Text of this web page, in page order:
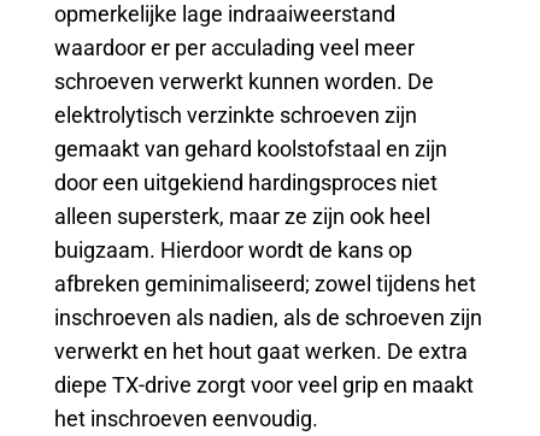
opmerkelijke lage indraaiweerstand
waardoor er per acculading veel meer
schroeven verwerkt kunnen worden. De
elektrolytisch verzinkte schroeven zijn
gemaakt van gehard koolstofstaal en zijn
door een uitgekiend hardingsproces niet
alleen supersterk, maar ze zijn ook heel
buigzaam. Hierdoor wordt de kans op
afbreken geminimaliseerd; zowel tijdens het
inschroeven als nadien, als de schroeven zijn
verwerkt en het hout gaat werken. De extra
diepe TX-drive zorgt voor veel grip en maakt
het inschroeven eenvoudig.